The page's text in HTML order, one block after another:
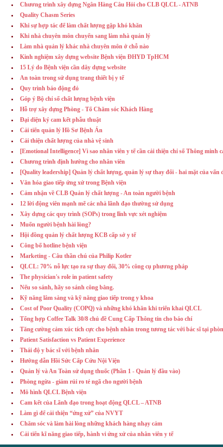
Chương trình xây dựng Ngân Hàng Câu Hỏi cho CLB QLCL - ATNB
Quality Chasm Series
Khi sự hợp tác để làm chất lượng gặp khó khăn
Khi nhà chuyên môn chuyển sang làm nhà quản lý
Làm nhà quản lý khác nhà chuyên môn ở chỗ nào
Kinh nghiệm xây dựng website Bệnh viện ĐHYD TpHCM
15 Lý do Bệnh viện cần dây dựng website
An toàn trong sử dụng trang thiết bị y tế
Quy trình báo động đỏ
Góp ý Bộ chỉ số chất lượng bệnh viện
Hỗ trợ xây dựng Phòng - Tổ Chăm sóc Khách Hàng
Đại diện ký cam kết phẫu thuật
Cải tiến quản lý Hồ Sơ Bệnh Án
Cải thiện chất lượng của nhà vệ sinh
[Emotional Intelligence] Vì sao nhân viên y tế cần cải thiện chỉ số Thông minh
Chương trình định hướng cho nhân viên
[Quality leadership] Quản lý chất lượng, quản lý sự thay đổi - hai mặt của vấn
Văn hóa giao tiếp ứng xử trong Bệnh viện
Cảm nhận về CLB Quản lý chất lượng - An toàn người bệnh
12 lời động viên mạnh mẽ các nhà lãnh đạo thường sử dụng
Xây dựng các quy trình (SOPs) trong lĩnh vực xét nghiệm
Muốn người bệnh hài lòng?
Hội đồng quản lý chất lượng KCB cấp sở y tế
Công bố hotline bệnh viện
Marketing - Câu thần chú của Philip Kotler
QLCL: 70% nỗ lực tạo ra sự thay đổi, 30% công cụ phương pháp
The physician's role in patient safety
Nếu so sánh, hãy so sánh công bằng.
Kỹ năng lâm sàng và kỹ năng giao tiếp trong y khoa
Cost of Poor Quality (COPQ) và những khó khăn khi triển khai QLCL
Tổng hợp Coffee Talk 30/8 chủ đề Cung Cấp Thông tin cho báo chí
Tăng cường cảm xúc tích cực cho bệnh nhân trong tương tác với bác sĩ tại
Patient Satisfaction vs Patient Experience
Thái độ y bác sĩ với bệnh nhân
Hướng dẫn Hồi Sức Cấp Cứu Nội Viện
Quản lý và An Toàn sử dụng thuốc (Phần 1 - Quản lý đầu vào)
Phòng ngừa - giảm rủi ro té ngã cho người bệnh
Mô hình QLCL Bệnh viện
Cam kết của Lãnh đạo trong hoạt động QLCL – ATNB
Làm gì để cải thiện “ứng xử” của NVYT
Chăm sóc và làm hài lòng những khách hàng nhạy cảm
Cải tiến kĩ năng giao tiếp, hành vi ứng xử của nhân viên y tế